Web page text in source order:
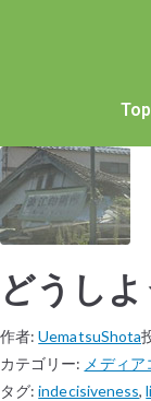
Top
どうし
作者:UematsuShota
カテゴリー: メディア
タグ:indecisiveness,